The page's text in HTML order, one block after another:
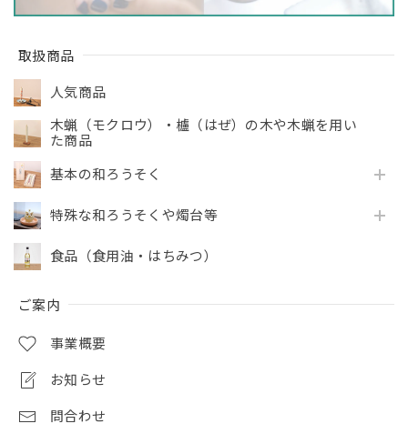
取扱商品
人気商品
木蝋（モクロウ）・櫨（はぜ）の木や木蝋を用い
た商品
基本の和ろうそく
特殊な和ろうそくや燭台等
食品（食用油・はちみつ）
ご案内
事業概要
お知らせ
問合わせ